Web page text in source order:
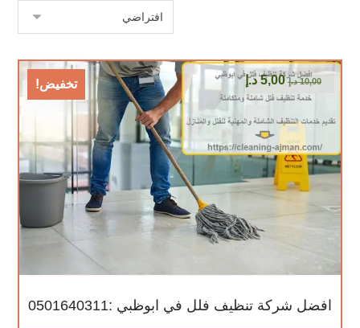
تخفيض!
افضل شركة تنظيف فلل في ابوظبي :0501640311
10,00 د.إ 5,00 د.إ